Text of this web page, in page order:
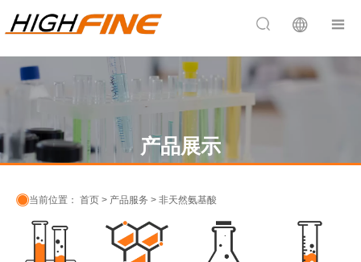
 
产品展示
当前位置： 首页 > 产品服务 > 非天然氨基酸